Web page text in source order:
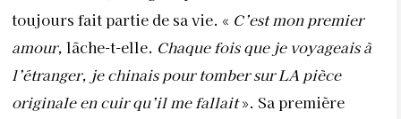
toujours fait partie de sa vie. « C’est mon premier
amour, lâche-t-elle. Chaque fois que je voyageais à
l’étranger, je chinais pour tomber sur LA pièce
originale en cuir qu’il me fallait». Sa première